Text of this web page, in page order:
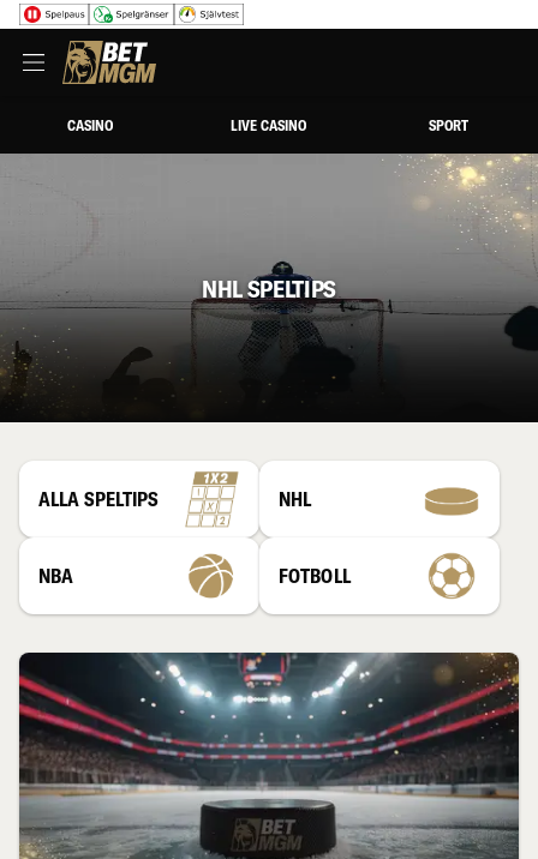
CASINO LIVE CASINO SPORT
NHL SPELTIPS
ALLA SPELTIPS NHL
NBA FOTBOLL